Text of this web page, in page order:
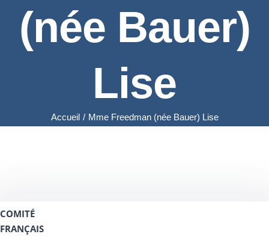
(née Bauer)
Lise
Accueil / Mme Freedman (née Bauer) Lise
COMITÉ
FRANÇAIS